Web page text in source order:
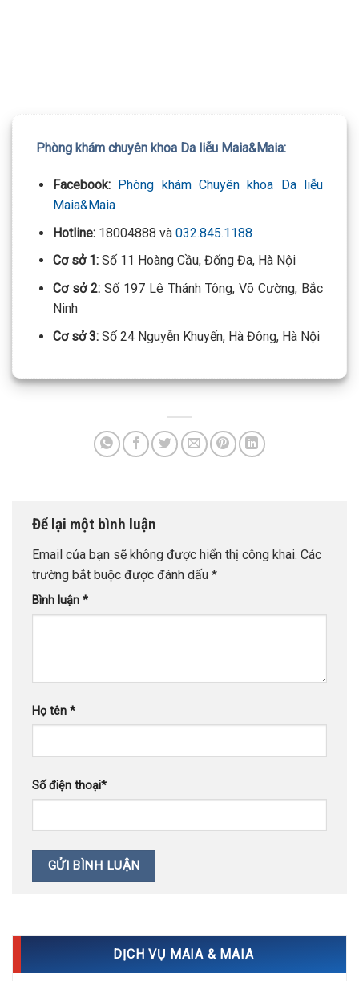
Phòng khám chuyên khoa Da liễu Maia&Maia:
Facebook:
Phòng khám Chuyên khoa Da liễu
Maia&Maia
Hotline:18004888 và 032.845.1188
Cơ sở 1: Số 11 Hoàng Cầu, Đống Đa, Hà Nội
Cơ sở 2: Số 197 Lê Thánh Tông, Võ Cường, Bắc
Ninh
Cơ sở 3:Số 24 Nguyễn Khuyến, Hà Đông, Hà Nội
Để lại một bình luận
Email của bạn sẽ không được hiển thị công khai. Các
trường bắt buộc được đánh dấu *
Bình luận *
Họ tên *
Số điện thoại*
DỊCH VỤ MAIA & MAIA